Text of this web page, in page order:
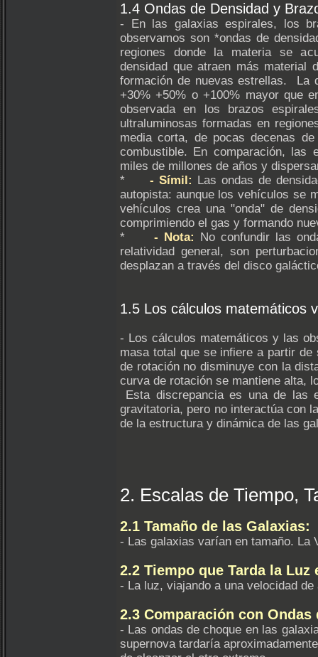
1.4 Ondas de Densidad y
- En las galaxias espirales, los
observamos son *ondas de
regiones donde la materia se
densidad que atraen más material
formación de nuevas estrellas. La
+30% +50% o +100% mayor que
observada en los brazos
ultraluminosas formadas en
media corta, de pocas decenas
combustible. En comparación, las
miles de millones de años y
* - Símil: Las ondas de
autopista: aunque los vehículos se
vehículos crea una "onda" de
comprimiendo el gas y formando
* - Nota: No confundir las
relatividad general, son
desplazan a través del disco
1.5 Los cálculos matemáticos
- Los cálculos matemáticos y las
masa total que se infiere a partir
de rotación no disminuye con la
curva de rotación se mantiene alta,
Esta discrepancia es una de las
gravitatoria, pero no interactúa con
de la estructura y dinámica de las
2. Escalas de Tiempo,
2.1 Tamaño de las Galaxias:
- Las galaxias varían en tamaño. La
2.2 Tiempo que Tarda la Luz
- La luz, viajando a una velocidad
2.3 Comparación con Ondas
- Las ondas de choque en las
supernova tardaría